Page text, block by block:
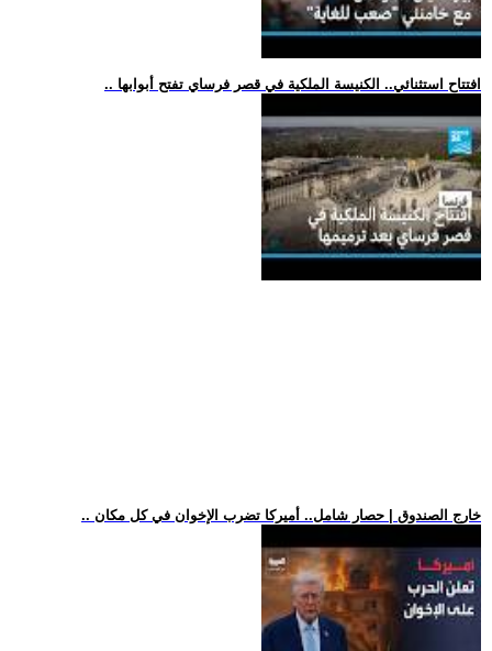
.. افتتاح استثنائي.. الكنيسة الملكية في قصر فرساي تفتح أبوابها
.. خارج الصندوق | حصار شامل.. أميركا تضرب الإخوان في كل مكان